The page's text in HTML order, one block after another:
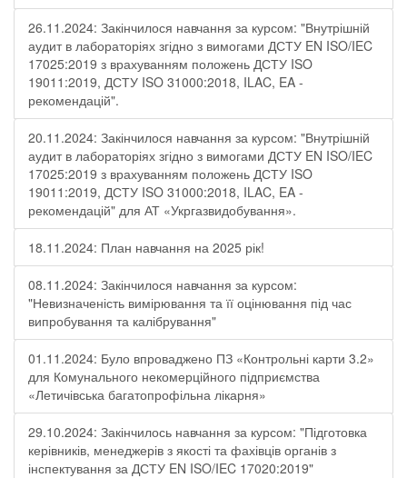
26.11.2024: Закінчилося навчання за курсом: "Внутрішній
аудит в лабораторіях згідно з вимогами ДСТУ EN ISO/IEC
17025:2019 з врахуванням положень ДСТУ ISO
19011:2019, ДСТУ ISO 31000:2018, ILAC, EA -
рекомендацій".
20.11.2024: Закінчилося навчання за курсом: "Внутрішній
аудит в лабораторіях згідно з вимогами ДСТУ EN ISO/IEC
17025:2019 з врахуванням положень ДСТУ ISO
19011:2019, ДСТУ ISO 31000:2018, ILAC, EA -
рекомендацій" для АТ «Укргазвидобування».
18.11.2024: План навчання на 2025 рік!
08.11.2024: Закінчилося навчання за курсом:
"Невизначеність вимірювання та її оцінювання під час
випробування та калібрування"
01.11.2024: Було впроваджено ПЗ «Контрольні карти 3.2»
для Комунального некомерційного підприємства
«Летичівська багатопрофільна лікарня»
29.10.2024: Закінчилось навчання за курсом: "Підготовка
керівників, менеджерів з якості та фахівців органів з
інспектування за ДСТУ EN ISO/IEC 17020:2019"